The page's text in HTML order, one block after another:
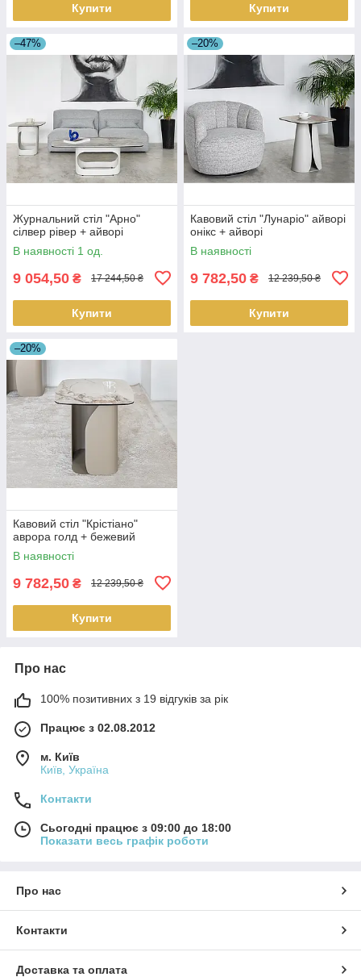
Купити Купити
–47%
Журнальний стіл "Арно"
сілвер рівер + айворі
В наявності 1 од.
9 054,50 ₴ 17 244,50 ₴
Купити
–20%
Кавовий стіл "Лунаріо" айворі
онікс + айворі
В наявності
9 782,50 ₴ 12 239,50 ₴
Купити
–20%
Кавовий стіл "Крістіано"
аврора голд + бежевий
В наявності
9 782,50 ₴ 12 239,50 ₴
Купити
Про нас
100% позитивних з 19 відгуків за рік
Працює з 02.08.2012
м. Київ
Київ, Україна
Контакти
Сьогодні працює з 09:00 до 18:00
Показати весь графік роботи
Про нас
Контакти
Доставка та оплата